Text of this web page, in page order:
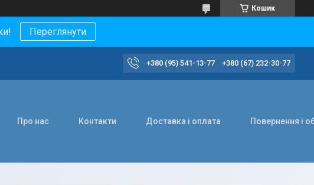
Кошик
Переглянути
+380 (95) 541-13-77 +380 (67) 232-30-77
Про нас Контакти Доставка і оплата Повернення і